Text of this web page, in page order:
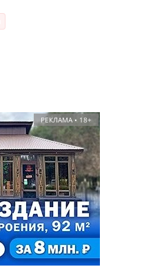
РЕКЛАМА • 18+